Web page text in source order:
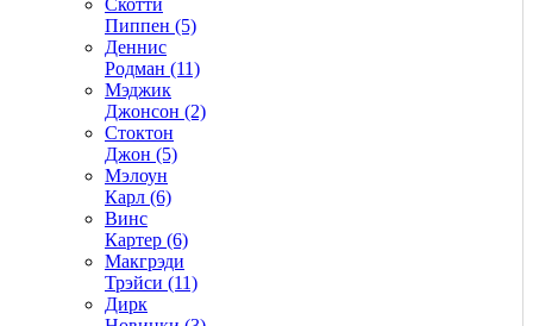
Пиппен (5)
Деннис
Родман (11)
Мэджик
Джонсон (2)
Стоктон
Джон (5)
Мэлоун
Карл (6)
Винс
Картер (6)
Макгрэди
Трэйси (11)
Дирк